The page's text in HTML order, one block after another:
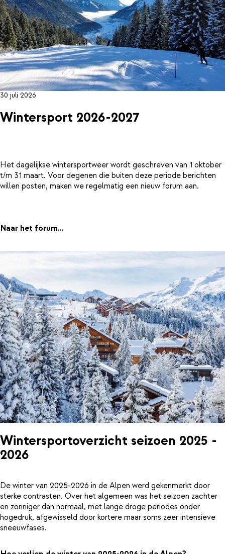
30 juli 2026
Wintersport 2026-2027
Het dagelijkse wintersportweer wordt geschreven van 1 oktober
t/m 31 maart. Voor degenen die buiten deze periode berichten
willen posten, maken we regelmatig een nieuw forum aan.
Naar het forum...
Wintersportoverzicht seizoen 2025 -
2026
De winter van 2025-2026 in de Alpen werd gekenmerkt door
sterke contrasten. Over het algemeen was het seizoen zachter
en zonniger dan normaal, met lange droge periodes onder
hogedruk, afgewisseld door kortere maar soms zeer intensieve
sneeuwfases.